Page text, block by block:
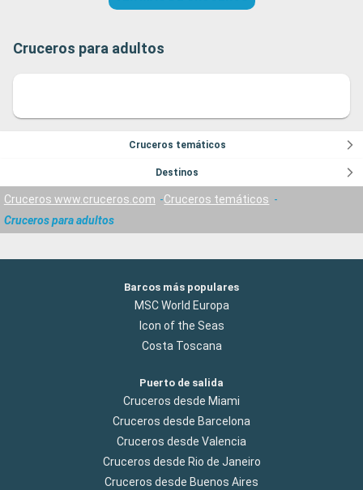
Cruceros para adultos
Cruceros temáticos
Destinos
Cruceros www.cruceros.com
Cruceros temáticos
Cruceros para adultos
Barcos más populares
MSC World Europa
Icon of the Seas
Costa Toscana
Puerto de salida
Cruceros desde Miami
Cruceros desde Barcelona
Cruceros desde Valencia
Cruceros desde Rio de Janeiro
Cruceros desde Buenos Aires